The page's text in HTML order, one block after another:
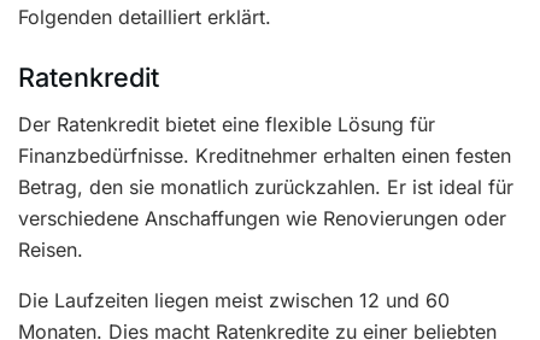
Folgenden detailliert erklärt.
Ratenkredit
Der Ratenkredit bietet eine flexible Lösung für
Finanzbedürfnisse. Kreditnehmer erhalten einen festen
Betrag, den sie monatlich zurückzahlen. Er ist ideal für
verschiedene Anschaffungen wie Renovierungen oder
Reisen.
Die Laufzeiten liegen meist zwischen 12 und 60
Monaten. Dies macht Ratenkredite zu einer beliebten